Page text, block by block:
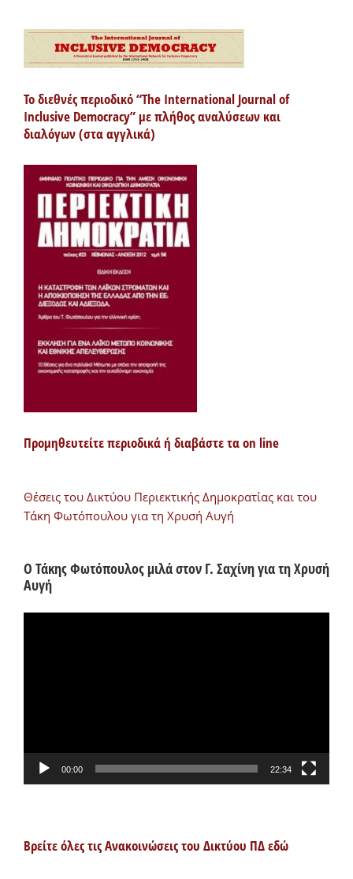
Το διεθνές περιοδικό “The International Journal of
Inclusive Democracy” με πλήθος αναλύσεων και
διαλόγων (στα αγγλικά)
Προμηθευτείτε περιοδικά ή διαβάστε τα on line
Θέσεις του Δικτύου Περιεκτικής Δημοκρατίας και του
Τάκη Φωτόπουλου για τη Χρυσή Αυγή
Ο Τάκης Φωτόπουλος μιλά στον Γ. Σαχίνη για τη Χρυσή
Αυγή
00:00 22:34
Βρείτε όλες τις Ανακοινώσεις του Δικτύου ΠΔ εδώ